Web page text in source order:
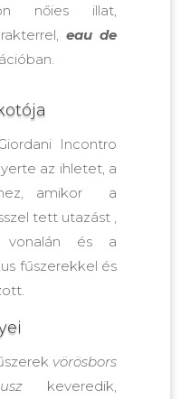
nőies illat,
eau de
Incontro
az ihletet, a
amikor a
tett utazást ,
vonalán és a
fűszerekkel és
vörösbors
keveredik,